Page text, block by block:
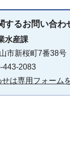
するお問い合わ
水産課
市新桜町7番38号
443-2083
は専用フォーム